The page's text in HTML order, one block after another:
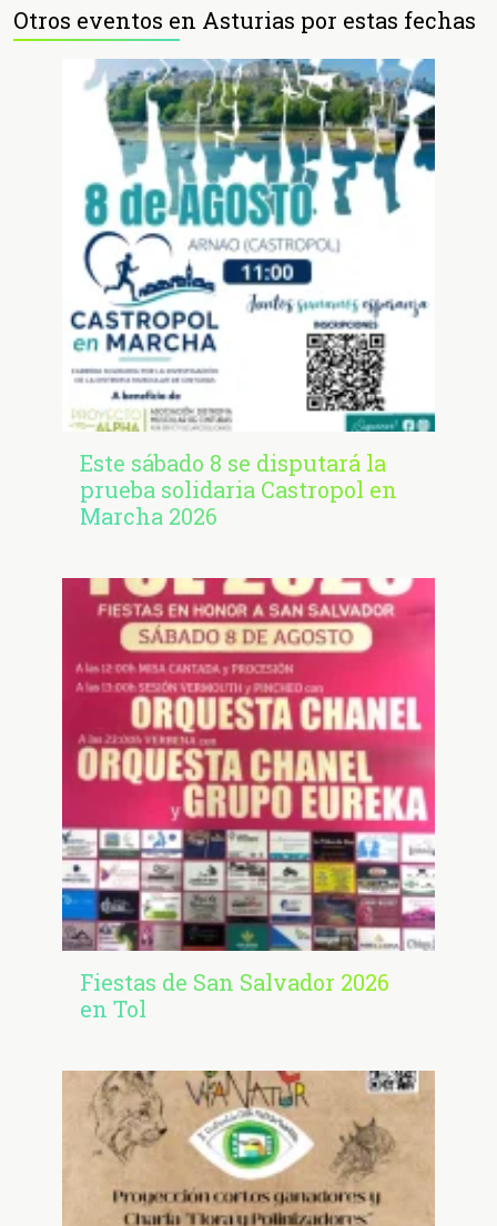
Otros eventos en Asturias por estas fechas
Este sábado 8 se disputará la
prueba solidaria Castropol en
Marcha 2026
Fiestas de San Salvador 2026
en Tol